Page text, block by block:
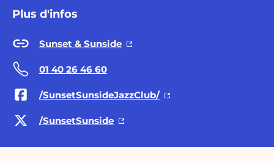
Plus d'infos
Sunset & Sunside
01 40 26 46 60
/SunsetSunsideJazzClub/
/SunsetSunside